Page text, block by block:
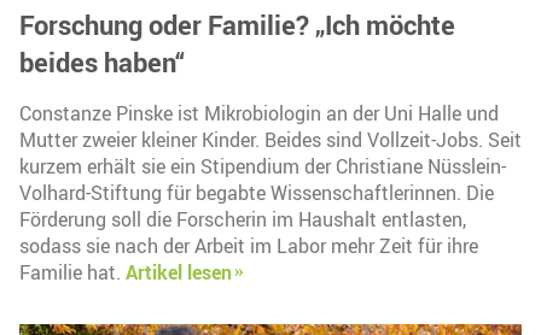
Forschung oder Familie? „Ich möchte
beides haben“
Constanze Pinske ist Mikrobiologin an der Uni Halle und
Mutter zweier kleiner Kinder. Beides sind Vollzeit-Jobs. Seit
kurzem erhält sie ein Stipendium der Christiane Nüsslein-
Volhard-Stiftung für begabte Wissenschaftlerinnen. Die
Förderung soll die Forscherin im Haushalt entlasten,
sodass sie nach der Arbeit im Labor mehr Zeit für ihre
Familie hat. Artikel lesen